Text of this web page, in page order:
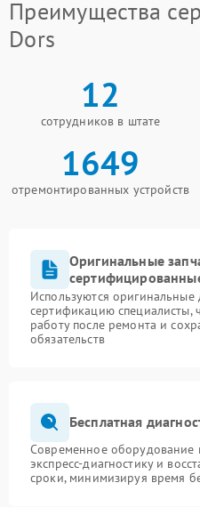
Преимущества
Dors
12
сотрудников в штате
1649
отремонтированных устройств
Оригинальные
Используются
сертификацию специалисты,
работу после ремонта и
обязательств
Бесплатная
Современное оборудование
экспресс-диагностику и
сроки, минимизируя время